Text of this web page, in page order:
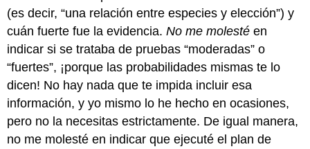
(es decir, “una relación entre especies y elección”) y
cuán fuerte fue la evidencia.No me molesté en
indicar si se trataba de pruebas “moderadas” o
“fuertes”, ¡porque las probabilidades mismas te lo
dicen! No hay nada que te impida incluir esa
información, y yo mismo lo he hecho en ocasiones,
pero no la necesitas estrictamente. De igual manera,
no me molesté en indicar que ejecuté el plan de